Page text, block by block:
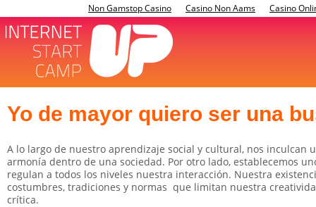
Non Gamstop Casino Casino Non Aams Casino
Yo de mayor quiero ser una
A lo largo de nuestro aprendizaje social y cultural, nos inculcan
armonía dentro de una sociedad. Por otro lado, establecemos
regulan a todos los niveles nuestra interacción. Nuestra
costumbres, tradiciones y normas que limitan nuestra
crítica.